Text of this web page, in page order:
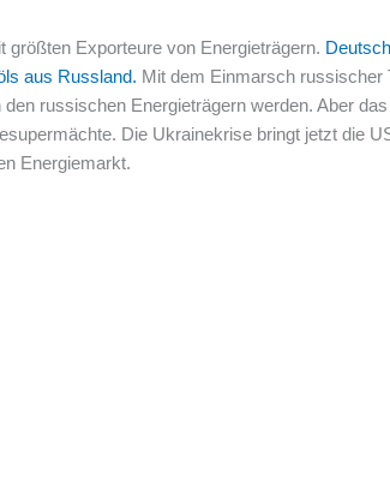
größten Exporteure von Energieträgern.
aus Russland. Mit dem Einmarsch russischer
russischen Energieträgern werden. Aber
Die Ukrainekrise bringt jetzt die
Energiemarkt.